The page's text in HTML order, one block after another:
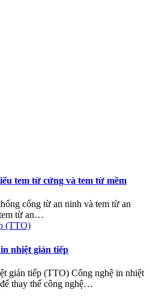
tem từ cứng và tem từ mềm
cổng từ an ninh và tem từ an
từ an…
nhiệt gián tiếp
gián tiếp (TTO) Công nghệ in nhiệt
thay thế công nghệ…